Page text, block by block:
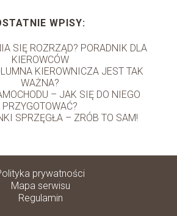
WPISY:
SIĘ ROZRZĄD? PORADNIK DLA
KIEROWCÓW
KIEROWNICZA JEST TAK
WAŻNA?
– JAK SIĘ DO NIEGO
PRZYGOTOWAĆ?
SPRZĘGŁA – ZRÓB TO SAM!
prywatności
Mapa serwisu
Regulamin